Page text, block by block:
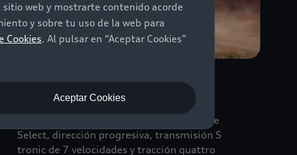
web y mostrarte contenido acorde
y sobre tu uso de la web para
Cookies. Al pulsar en “Aceptar Cookies”
Aceptar Cookies
Dinámica de conducción
El carácter SUV del Audi Q3 destaca con
especial claridad. Equipado con Audi Drive
Select, dirección progresiva, transmisión S
tronic de 7 velocidades y tracción quattro